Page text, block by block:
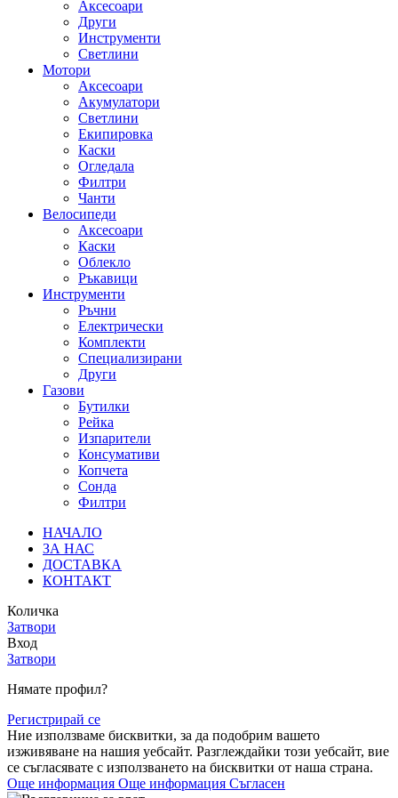
Аксесоари
Други
Инструменти
Светлини
Мотори
Аксесоари
Акумулатори
Светлини
Екипировка
Каски
Огледала
Филтри
Чанти
Велосипеди
Аксесоари
Каски
Облекло
Ръкавици
Инструменти
Ръчни
Електрически
Комплекти
Специализирани
Други
Газови
Бутилки
Рейка
Изпарители
Консумативи
Копчета
Сонда
Филтри
НАЧАЛО
ЗА НАС
ДОСТАВКА
КОНТАКТ
Количка
Затвори
Вход
Затвори
Нямате профил?
Регистрирай се
Ние използваме бисквитки, за да подобрим вашето
изживяване на нашия уебсайт. Разглеждайки този уебсайт, вие
се съгласявате с използването на бисквитки от наша страна.
Още информация Още информация Съгласен